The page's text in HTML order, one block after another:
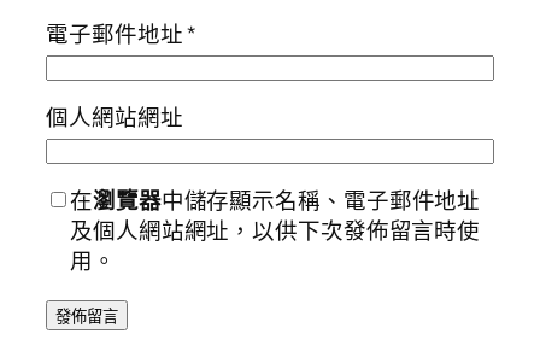
電子郵件地址*
個人網站網址
在瀏覽器中儲存顯示名稱、電子郵件地址
及個人網站網址，以供下次發佈留言時使
用。